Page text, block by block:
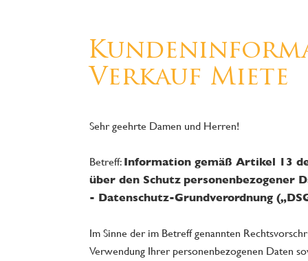
Verkauf Miete
Sehr geehrte Damen und Herren!
Betreff: Information gemäß Artikel 13
über den Schutz personenbezogener
- Datenschutz-Grundverordnung
Im Sinne der im Betreff genannten
Verwendung Ihrer personenbezogenen Daten